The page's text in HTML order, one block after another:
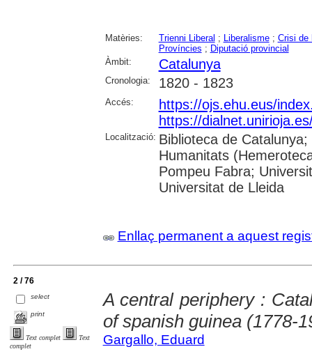
Matèries: Trienni Liberal ; Liberalisme; Crisi de
Províncies ; Diputació provincial
Àmbit:
Catalunya
Cronologia: 1820 - 1823
Accés:
https://ojs.ehu.eus/
https://
Localització: Biblioteca de
Humanitats
Pompeu Fabra;
Universitat de Lleida
Enllaç permanent a aquest
2 / 76
select
print
Text complet
Text
complet
A central periphery :
of spanish guinea (1778-
Gargallo, Eduard